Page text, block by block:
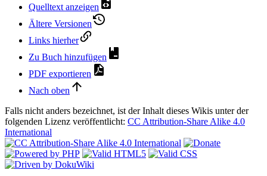
Quelltext anzeigen
Ältere Versionen
Links hierher
Zu Buch hinzufügen
PDF exportieren
Nach oben
Falls nicht anders bezeichnet, ist der Inhalt dieses Wikis unter der
folgenden Lizenz veröffentlicht: CC Attribution-Share Alike 4.0
International